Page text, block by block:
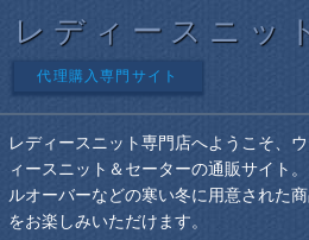
レディースニッ
代理購入専門サイト
レディースニット専門店へようこそ、
ィースニット＆セーターの通販サイト
ルオーバーなどの寒い冬に用意された
をお楽しみいただけます。